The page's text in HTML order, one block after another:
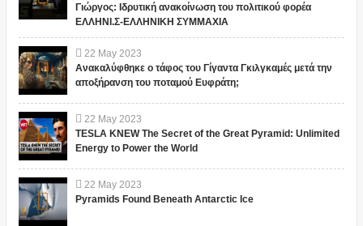
Γιώργος: Ιδρυτική ανακοίνωση του πολιτικού φορέα
ΕΛΛΗΝΙ.Σ-ΕΛΛΗΝΙΚΗ ΣΥΜΜΑΧΙΑ
22 May 2023
Ανακαλύφθηκε ο τάφος του Γίγαντα Γκιλγκαμές μετά την
αποξήρανση του ποταμού Ευφράτη;
22 May 2023
TESLA KNEW The Secret of the Great Pyramid: Unlimited
Energy to Power the World
22 May 2023
Pyramids Found Beneath Antarctic Ice